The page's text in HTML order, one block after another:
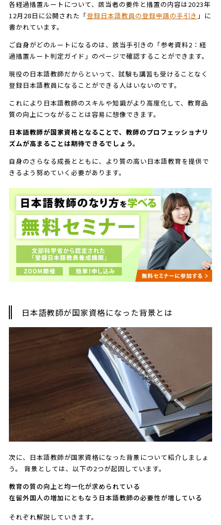
各経過措置ルートについて、該当者の要件と措置の内容は2023年
12月28日に公開された「登録日本語教員の登録申請の手引き 」に
書かれています。
ご自身がどのルートになるのは、該当手引きの「参考資料2：経
過措置ルート判定ガイド」のページで確認することができます。
現役の日本語教師だからといって、試験も講習も受けることなく
登録日本語教員になることができる人はいないのです。
これにより日本語教師のスキルや知識がより高度化して、教育品
質の向上につながることは容易に想像できます。
日本語教師が国家資格となることで、教師のプロフェッショナリ
ズムが高まることは期待できるでしょう。
自身のさらなる成長とともに、より質の高い日本語教育を提供で
きるよう努めていく必要があります。
日本語教師が国家資格になった背景とは
次に、日本語教師が国家資格になった背景について紹介しましょ
う。 背景としては、以下の2つが起因しています。
教育の質の向上と均一化が求められている
在留外国人の増加にともなう日本語教師の必要性が増している
それぞれ解説していきます。